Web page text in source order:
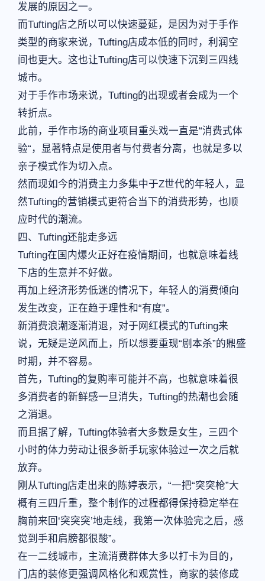
发展的原因之一。
而Tufting店之所以可以快速蔓延，是因为对于手作
类型的商家来说，Tufting店成本低的同时，利润空
间也更大。这也让Tufting店可以快速下沉到三四线
城市。
对于手作市场来说，Tufting的出现或者会成为一个
转折点。
此前，手作市场的商业项目重头戏一直是“消费式体
验“，显著特点是使用者与付费者分离，也就是多以
亲子模式作为切入点。
然而现如今的消费主力多集中于Z世代的年轻人，显
然Tufting的营销模式更符合当下的消费形势，也顺
应时代的潮流。
四、Tufting还能走多远
Tufting在国内爆火正好在疫情期间，也就意味着线
下店的生意并不好做。
再加上经济形势低迷的情况下，年轻人的消费倾向
发生改变，正在趋于理性和“有度”。
新消费浪潮逐渐消退，对于网红模式的Tufting来
说，无疑是逆风而上，所以想要重现“剧本杀”的鼎盛
时期，并不容易。
首先，Tufting的复购率可能并不高，也就意味着很
多消费者的新鲜感一旦消失，Tufting的热潮也会随
之消退。
而且据了解，Tufting体验者大多数是女生，三四个
小时的体力劳动让很多新手玩家体验过一次之后就
放弃。
刚从Tufting店走出来的陈婷表示，“一把“突突枪”大
概有三四斤重，整个制作的过程都得保持稳定举在
胸前来回‘突突突’地走线，我第一次体验完之后，感
觉到手和肩膀都很酸”。
在一二线城市，主流消费群体大多以打卡为目的，
门店的装修更强调风格化和观赏性，商家的装修成